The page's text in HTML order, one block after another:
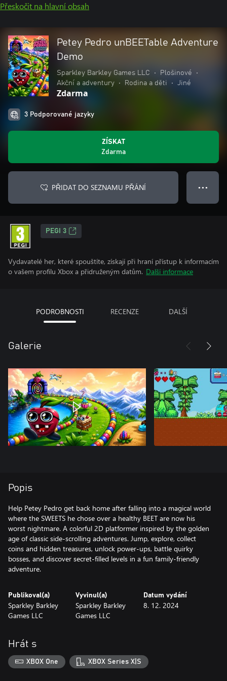
Přeskočit na hlavní obsah
Petey Pedro unBEETable Adventure
Demo
Sparkley Barkley Games LLC • Plošinové
•
Akční a adventury
• Rodina a děti • Jiné
Zdarma
3 Podporované jazyky
ZÍSKAT
Zdarma
PŘIDAT DO SEZNAMU PŘÁNÍ ● ● ●
PEGI 3
Vydavatelé her, které spouštíte, získají při hraní přístup k informacím
o vašem profilu Xbox a přidruženým datům. Další informace
PODROBNOSTI RECENZE DALŠÍ
Galerie
Popis
Help Petey Pedro get back home after falling into a magical world
where the SWEETS he chose over a healthy BEET are now his
worst nightmare. A colorful 2D platformer inspired by the golden
age of classic side-scrolling adventures. Jump, explore, collect
coins and hidden treasures, unlock power-ups, battle quirky
bosses, and discover secret-filled levels in a fun family-friendly
adventure.
Publikoval(a)
Sparkley Barkley
Games LLC
Vyvinul(a)
Sparkley Barkley
Games LLC
Datum vydání
8. 12. 2024
Hrát s
XBOX One XBOX Series X|S